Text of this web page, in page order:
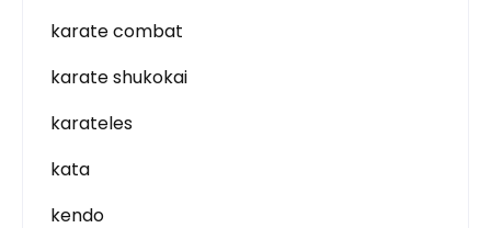
karate combat
karate shukokai
karateles
kata
kendo